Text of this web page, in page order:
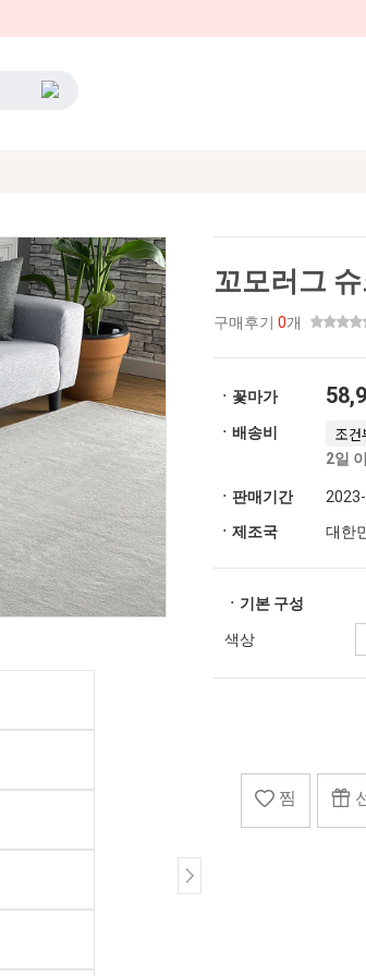
꼬모러그
구매후기 0개
ㆍ꽃마가
ㆍ배송비 조건
2일
ㆍ판매기간
ㆍ제조국
대한
ㆍ기본 구성
색상
찜